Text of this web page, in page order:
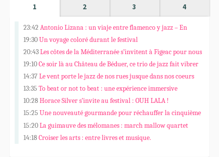
1 2 3 4
23:42 Antonio Lizana : un viaje entre flamenco y jazz – En
Español
19:30Un voyage coloré durant le festival
20:43Les côtes de la Méditerranée s’invitent à Figeac pour nous
faire vibrer.
19:10Ce soir là au Château de Béduer, ce trio de jazz fait vibrer
des pierres et des âmes…
14:37Le vent porte le jazz de nos rues jusque dans nos coeurs
13:35 To beat or not to beat : une expérience immersive
10:28Horace Silver s’invite au festival : OUH LALA !
15:25 Une nouveauté gourmande pour réchauffer la cinquième
édition de Fi’Jazz
15:20La guimauve des mélomanes : march mallow quartet
14:18Croiser les arts : entre livres et musique.